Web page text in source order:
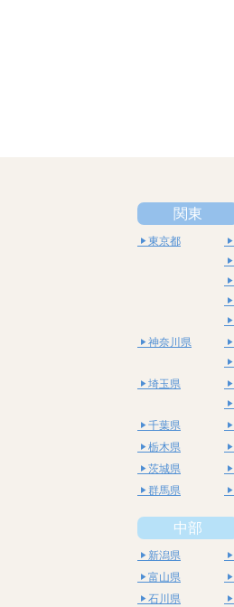
関東
東京都
神奈川県
埼玉県
千葉県
栃木県
茨城県
群馬県
中部
新潟県
富山県
石川県